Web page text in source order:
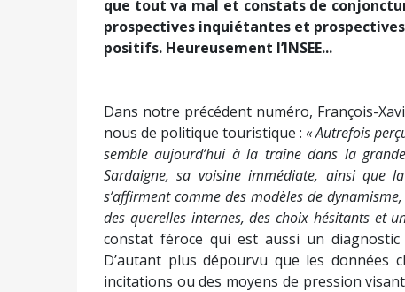
que tout va mal et constats de
prospectives inquiétantes et
positifs. Heureusement l’INSEE...
Dans notre précédent numéro, François-
nous de politique touristique :« Autrefois
semble aujourd’hui à la traîne dans la
Sardaigne, sa voisine immédiate, ainsi que
s’affirment comme des modèles de
des querelles internes, des choix hésitants et
constat féroce qui est aussi un
D’autant plus dépourvu que les données
incitations ou des moyens de pression